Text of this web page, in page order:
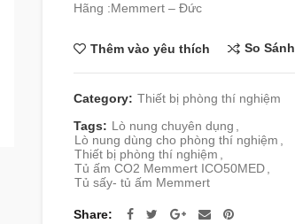
Hãng :Memmert – Đức
Thêm vào yêu thích So Sánh
Category: Thiết bị phòng thí nghiệm
Tags: Lò nung chuyên dụng ,
Lò nung dùng cho phòng thí nghiệm ,
Thiết bị phòng thí nghiệm ,
Tủ ấm CO2 Memmert ICO50MED ,
Tủ sấy- tủ ấm Memmert
Share